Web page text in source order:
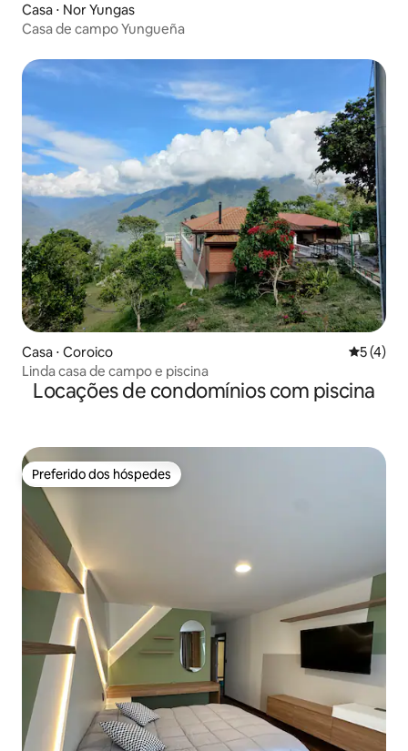
Casa ⋅ Nor Yungas
Casa de campo Yungueña
Casa ⋅ Coroico 5 de
5 (4)
Linda casa de campo e piscina
Locações de condomínios com piscina
Preferido dos hóspedes
Preferido dos hóspedes